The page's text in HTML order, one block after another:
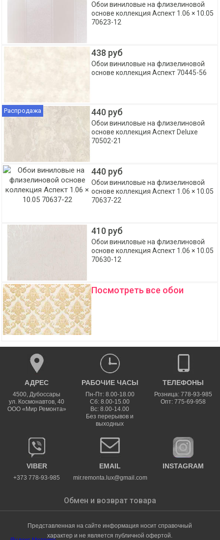
Обои виниловые на флизелиновой
основе коллекция Аспект 1.06 × 10.05
70623-12
438 руб
Обои виниловые на флизелиновой
основе коллекция Аспект 70445-56
Распродажа 440 руб
Обои виниловые на флизелиновой
основе коллекция Аспект Deluxe
70502-21
440 руб
Обои виниловые на флизелиновой
основе коллекция Аспект 1.06 × 10.05
70637-22
410 руб
Обои виниловые на флизелиновой
основе коллекция Аспект 1.06 × 10.05
70630-12
Посмотреть все обои
АДРЕС
4500,Дубоссары
ул. Космонавтов, 40
ООО «Мир Ремонта»
РАБОЧИЕ ЧАСЫ
Пн-Пт: 8.00-18.00
Сб: 8.00-15.00
Вс: 8.00-14.00
Без перерывов и
выходных
ТЕЛЕФОНЫ
Розница: 778-93-985
Опт: 775-69-958
VIBER
+373 778-93-985
EMAIL
mir.remonta.lux@gmail.com
INSTAGRAM
Обмен и возврат товара
Представленная на сайте информация носит справочный
характер и не является публичной офертой.